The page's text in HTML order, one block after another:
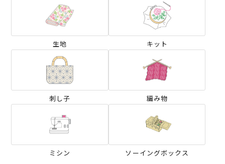
生地 キット
刺し子 編み物
ミシン ソーイングボックス